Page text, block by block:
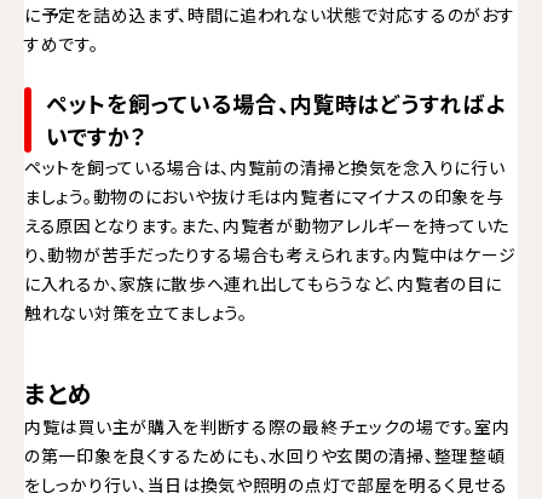
に予定を詰め込まず、時間に追われない状態で対応するのがおす
すめです。
ペットを飼っている場合、内覧時はどうすればよ
いですか？
ペットを飼っている場合は、内覧前の清掃と換気を念入りに行い
ましょう。動物のにおいや抜け毛は内覧者にマイナスの印象を与
える原因となります。また、内覧者が動物アレルギーを持っていた
り、動物が苦手だったりする場合も考えられます。内覧中はケージ
に入れるか、家族に散歩へ連れ出してもらうなど、内覧者の目に
触れない対策を立てましょう。
まとめ
内覧は買い主が購入を判断する際の最終チェックの場です。室内
の第一印象を良くするためにも、水回りや玄関の清掃、整理整頓
をしっかり行い、当日は換気や照明の点灯で部屋を明るく見せる